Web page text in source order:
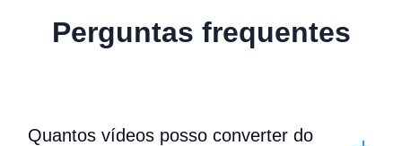
Perguntas frequentes
Quantos vídeos posso converter do